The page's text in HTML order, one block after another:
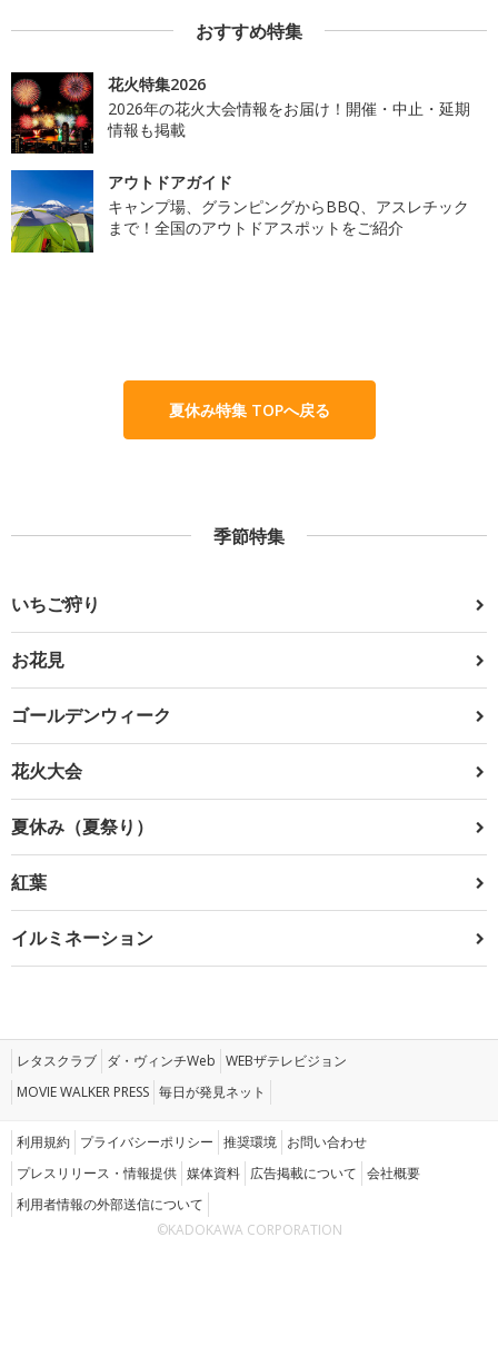
おすすめ特集
花火特集2026
2026年の花火大会情報をお届け！開催・中止・延期
情報も掲載
アウトドアガイド
キャンプ場、グランピングからBBQ、アスレチック
まで！全国のアウトドアスポットをご紹介
夏休み特集 TOPへ戻る
季節特集
いちご狩り
お花見
ゴールデンウィーク
花火大会
夏休み（夏祭り）
紅葉
イルミネーション
レタスクラブ ダ・ヴィンチWeb WEBザテレビジョン
MOVIE WALKER PRESS 毎日が発見ネット
利用規約 プライバシーポリシー 推奨環境 お問い合わせ
プレスリリース・情報提供 媒体資料 広告掲載について 会社概要
利用者情報の外部送信について
©KADOKAWA CORPORATION